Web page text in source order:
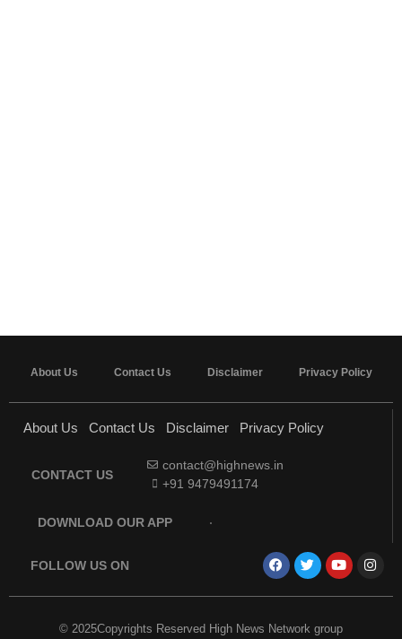
About Us Contact Us Disclaimer Privacy Policy
About Us Contact Us Disclaimer Privacy Policy
CONTACT US
contact@highnews.in
+91 9479491174
DOWNLOAD OUR APP
FOLLOW US ON
© 2025Copyrights Reserved High News Network group